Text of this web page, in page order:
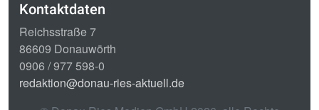
Kontaktdaten
Reichsstraße 7
86609 Donauwörth
0906 / 977 598-0
redaktion@donau-ries-aktuell.de